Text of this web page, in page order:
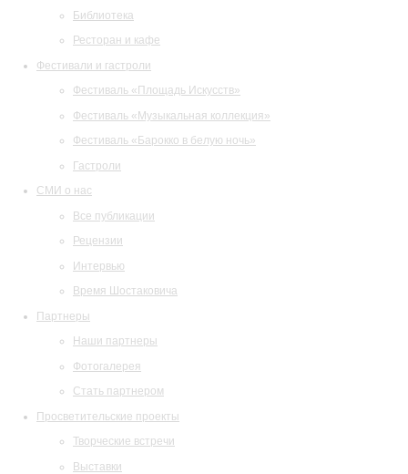
Библиотека
Ресторан и кафе
Фестивали и гастроли
Фестиваль «Площадь Искусств»
Фестиваль «Музыкальная коллекция»
Фестиваль «Барокко в белую ночь»
Гастроли
СМИ о нас
Все публикации
Рецензии
Интервью
Время Шостаковича
Партнеры
Наши партнеры
Фотогалерея
Стать партнером
Просветительские проекты
Творческие встречи
Выставки